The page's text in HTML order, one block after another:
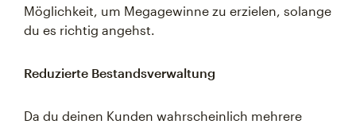
Möglichkeit, um Megagewinne zu erzielen, solange
du es richtig angehst.
Reduzierte Bestandsverwaltung
Da du deinen Kunden wahrscheinlich mehrere